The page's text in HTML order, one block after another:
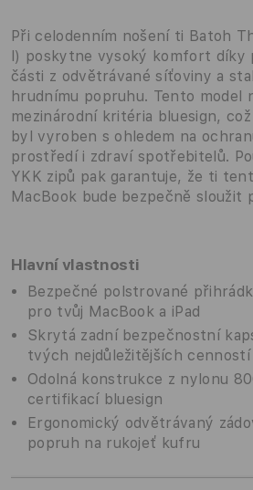
Při celodenním nošení ti Batoh
l) poskytne vysoký komfort díky
části z odvětrávané síťoviny a
hrudnímu popruhu. Tento model
mezinárodní kritéria bluesign,
byl vyroben s ohledem na
prostředí i zdraví spotřebitelů.
YKK zipů pak garantuje, že ti
MacBook bude bezpečně sloužit
Hlavní vlastnosti
Bezpečné polstrované
pro tvůj MacBook a iPad
Skrytá zadní bezpečnostní
tvých nejdůležitějších cenností
Odolná konstrukce z nylonu
certifikací bluesign
Ergonomický odvětrávaný
popruh na rukojeť kufru